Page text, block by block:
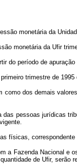
monetária da
monetária da Ufir
período de apuração
trimestre de 1995
como dos demais
pessoas jurídicas
físicas,
a Fazenda Nacional e
de Ufir,